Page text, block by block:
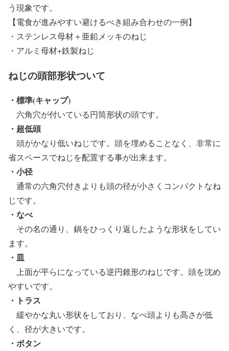
う現象です。
【電食が進みやすい避けるべき組み合わせの一例】
・ステンレス母材＋亜鉛メッキのねじ
・アルミ母材+鉄製ねじ
ねじの頭部形状ついて
・標準(キャップ)
六角穴が付いている円筒形状の頭です。
・超低頭
頭がかなり低いねじです。頭を埋めることなく、非常に
省スペースでねじを配置する事が出来ます。
・小径
通常の六角穴付きよりも頭の径が小さくコンパクトなね
じです。
・なべ
その名の通り、鍋をひっくり返したような形状をしてい
ます。
・皿
上面が平らになっている逆円錐形のねじです。頭を沈め
やすいです。
・トラス
緩やかな丸い形状をしており、なべ頭よりも高さが低
く、径が大きいです。
・ボタン